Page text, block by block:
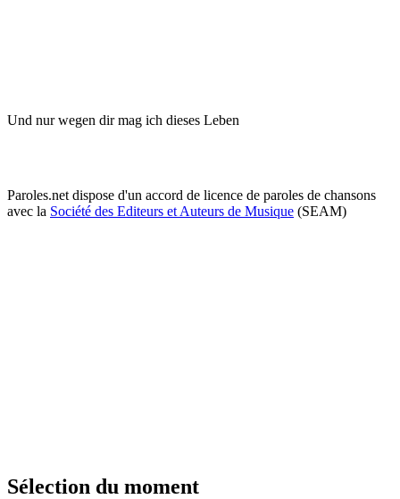
Und nur wegen dir mag ich dieses Leben
Paroles.net dispose d'un accord de licence de paroles de chansons
avec la Société des Editeurs et Auteurs de Musique (SEAM)
Sélection du moment